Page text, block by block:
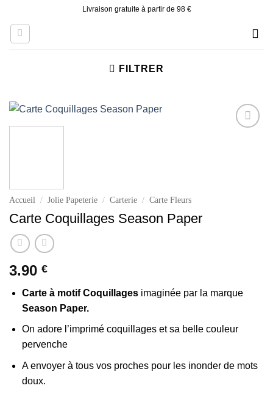
content
Livraison gratuite à partir de 98 €
FILTRER
Accueil / Jolie Papeterie / Carterie / Carte Fleurs
Carte Coquillages Season Paper
3.90 €
Carte à motif Coquillagesimaginée par la marque
Season Paper.
On adore l’imprimé coquillages et sa belle couleur
pervenche
A envoyer à tous vos proches pour les inonder de mots
doux.